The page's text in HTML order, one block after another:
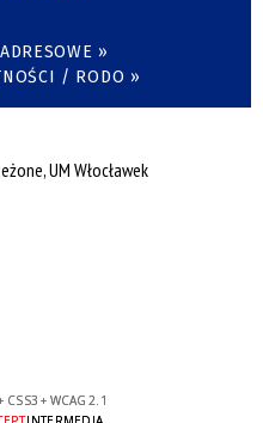
»
/ RODO »
UM Włocławek
CSS3 + WCAG 2.1